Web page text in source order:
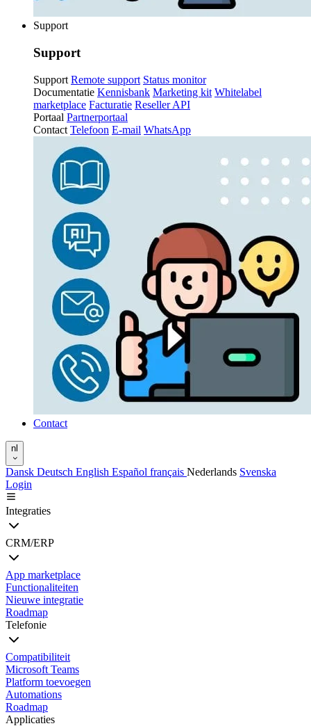
Support
Support
Support Remote support Status monitor
Documentatie Kennisbank Marketing kit Whitelabel
marketplace Facturatie Reseller API
Portaal Partnerportaal
Contact Telefoon E-mail WhatsApp
Contact
nl
Dansk Deutsch English Español français Nederlands Svenska
Login
Integraties
CRM/ERP
App marketplace
Functionaliteiten
Nieuwe integratie
Roadmap
Telefonie
Compatibiliteit
Microsoft Teams
Platform toevoegen
Automations
Roadmap
Applicaties